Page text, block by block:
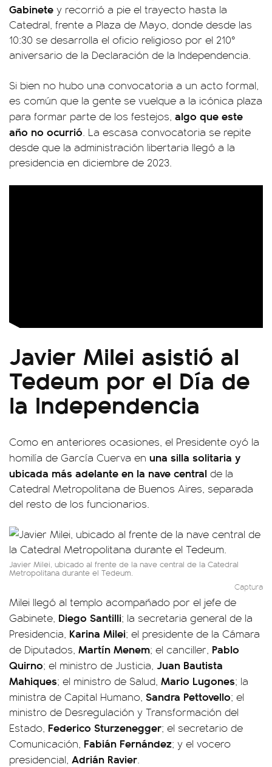
Gabinete y recorrió a pie el trayecto hasta la
Catedral, frente a Plaza de Mayo, donde desde las
10:30 se desarrolla el oficio religioso por el 210°
aniversario de la Declaración de la Independencia.
Si bien no hubo una convocatoria a un acto formal,
es común que la gente se vuelque a la icónica plaza
para formar parte de los festejos, algo que este
año no ocurrió. La escasa convocatoria se repite
desde que la administración libertaria llegó a la
presidencia en diciembre de 2023.
Javier Milei asistió al
Tedeum por el Día de
la Independencia
Como en anteriores ocasiones, el Presidente oyó la
homilía de García Cuerva en una silla solitaria y
ubicada más adelante en la nave central de la
Catedral Metropolitana de Buenos Aires, separada
del resto de los funcionarios.
Javier Milei, ubicado al frente de la nave central de la Catedral
Metropolitana durante el Tedeum.
Captura
Milei llegó al templo acompañado por el jefe de
Gabinete, Diego Santilli; la secretaria general de la
Presidencia, Karina Milei; el presidente de la Cámara
de Diputados, Martín Menem; el canciller, Pablo
Quirno; el ministro de Justicia, Juan Bautista
Mahiques; el ministro de Salud, Mario Lugones; la
ministra de Capital Humano, Sandra Pettovello; el
ministro de Desregulación y Transformación del
Estado, Federico Sturzenegger; el secretario de
Comunicación, Fabián Fernández; y el vocero
presidencial, Adrián Ravier.